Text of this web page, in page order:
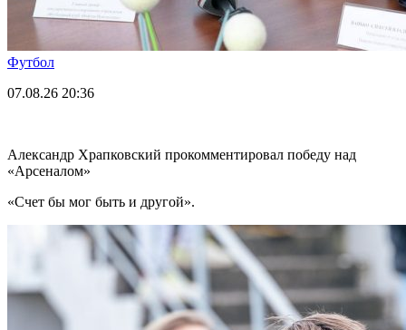
Футбол
07.08.26 20:36
Александр Храпковский прокомментировал победу над
«Арсеналом»
«Счет бы мог быть и другой».